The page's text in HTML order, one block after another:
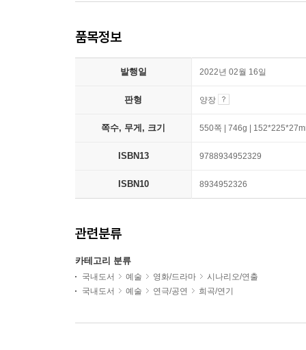
품목정보
발행일 2022년 02월 16일
판형 양장
쪽수, 무게, 크기 550쪽 | 746g |
ISBN13 9788934952329
ISBN10 8934952326
관련분류
카테고리 분류
국내도서 예술 영화/드라마
시나리오/연출
국내도서
예술 연극/공연 희곡/연기